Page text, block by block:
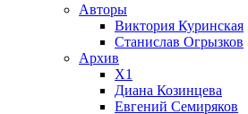
Авторы
Виктория Куринская
Станислав Огрызков
Архив
X1
Диана Козинцева
Евгений Семиряков